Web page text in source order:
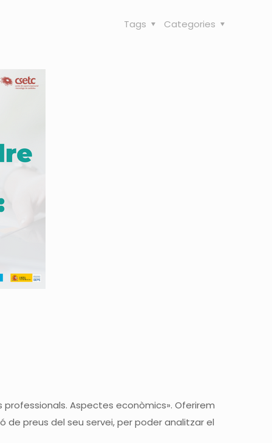
Categories
Tags
Aspectes econòmics». Oferirem
preus del seu servei, per poder analitzar el